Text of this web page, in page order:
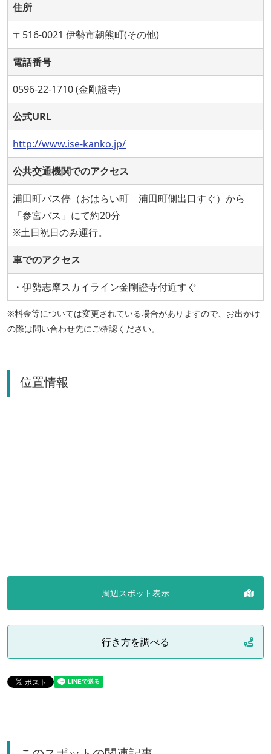
住所
〒516-0021 伊勢市朝熊町(その他)
電話番号
0596-22-1710 (金剛證寺)
公式URL
http://www.ise-kanko.jp/
公共交通機関でのアクセス
浦田町バス停（おはらい町 浦田町側出口すぐ）から
「参宮バス」にて約20分
※土日祝日のみ運行。
車でのアクセス
・伊勢志摩スカイライン金剛證寺付近すぐ
※料金等については変更されている場合がありますので、お出かけ
の際は問い合わせ先にご確認ください。
位置情報
周辺スポット表示
行き方を調べる